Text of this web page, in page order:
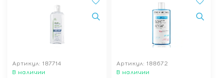
Артикул: 187714
В наличии
Артикул: 188672
В наличии